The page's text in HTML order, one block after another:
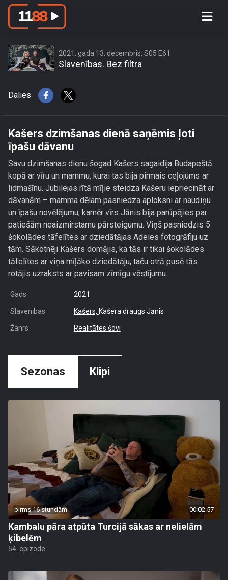
Kašers dzimšanas dienā saņēmis ļoti
2021. gada 13. decembris, S05 E61
Slavenības. Bez filtra
Dalies
Kašers dzimšanas dienā saņēmis ļoti
īpašu dāvanu
Savu dzimšanas dienu šogad Kašers sagaidīja Budapeštā
kopā ar vīru un mammu, kurai tas bija pirmais ceļojums ar
lidmašīnu. Jubilejas rītā mīļie steidza Kašeru iepriecināt ar
dāvanām – mamma dēlam pasniedza aploksni ar naudiņu
un īpašu novēlējumu, kamēr vīrs Jānis bija parūpējies par
patiešām neaizmirstamu pārsteigumu. Viņš pasniedzis 5
šokolādes tāfelītes ar dziedātājas Adeles fotogrāfiju uz
tām. Sākotnēji Kašers domājis, ka tās ir tikai šokolādes
tāfelītes ar viņa mīļāko dziedātāju, taču otrā pusē tās
rotājis uzraksts ar pavisam zīmīgu vēstījumu.
Gads 2021
Slavenības Kašers, Kašera draugs Jānis
Žanrs Realitātes šovi
Sezonas Klipi
pirms 16 stundām 00:02:57
Kambalu pāra atpūta Turcijā sākas ar nelielām
ķibelēm
54. epizode